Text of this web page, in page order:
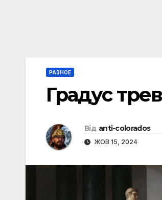
РАЗНОЕ
Градус
Від anti-colorados
ЖОВ 15, 2024